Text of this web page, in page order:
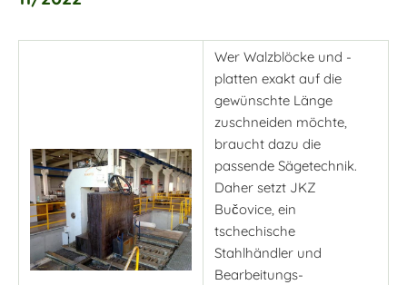
Wer Walzblöcke und -
platten exakt auf die
gewünschte Länge
zuschneiden möchte,
braucht dazu die
passende Sägetechnik.
Daher setzt JKZ
Bučovice, ein
tschechische
Stahlhändler und
Bearbeitungs-